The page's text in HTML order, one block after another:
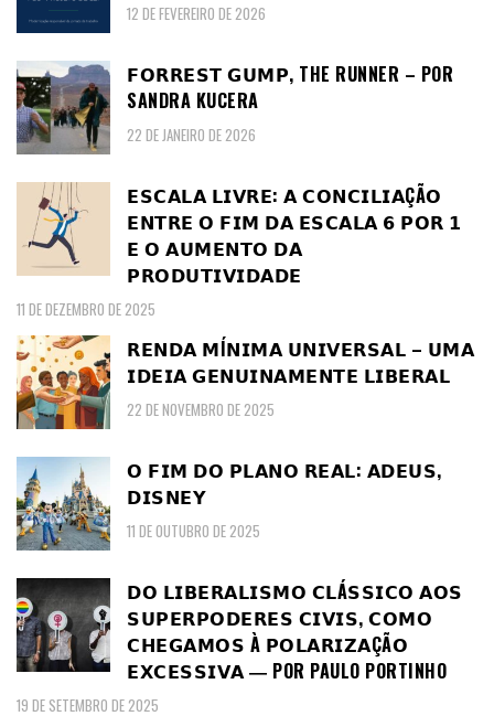
12 DE FEVEREIRO DE 2026
𝗙𝗢𝗥𝗥𝗘𝗦𝗧 𝗚𝗨𝗠𝗣, THE RUNNER – POR
SANDRA KUCERA
22 DE JANEIRO DE 2026
𝗘𝗦𝗖𝗔𝗟𝗔 𝗟𝗜𝗩𝗥𝗘: 𝗔 𝗖𝗢𝗡𝗖𝗜𝗟𝗜𝗔ÇÃ𝗢
𝗘𝗡𝗧𝗥𝗘 𝗢 𝗙𝗜𝗠 𝗗𝗔 𝗘𝗦𝗖𝗔𝗟𝗔 𝟲 𝗣𝗢𝗥 𝟭
𝗘 𝗢 𝗔𝗨𝗠𝗘𝗡𝗧𝗢 𝗗𝗔
𝗣𝗥𝗢𝗗𝗨𝗧𝗜𝗩𝗜𝗗𝗔𝗗𝗘
11 DE DEZEMBRO DE 2025
𝗥𝗘𝗡𝗗𝗔 𝗠Í𝗡𝗜𝗠𝗔 𝗨𝗡𝗜𝗩𝗘𝗥𝗦𝗔𝗟 – 𝗨𝗠𝗔
𝗜𝗗𝗘𝗜𝗔 𝗚𝗘𝗡𝗨𝗜𝗡𝗔𝗠𝗘𝗡𝗧𝗘 𝗟𝗜𝗕𝗘𝗥𝗔𝗟
22 DE NOVEMBRO DE 2025
𝗢 𝗙𝗜𝗠 𝗗𝗢 𝗣𝗟𝗔𝗡𝗢 𝗥𝗘𝗔𝗟: 𝗔𝗗𝗘𝗨𝗦,
𝗗𝗜𝗦𝗡𝗘𝗬
11 DE OUTUBRO DE 2025
𝗗𝗢 𝗟𝗜𝗕𝗘𝗥𝗔𝗟𝗜𝗦𝗠𝗢 𝗖𝗟Á𝗦𝗦𝗜𝗖𝗢 𝗔𝗢𝗦
𝗦𝗨𝗣𝗘𝗥𝗣𝗢𝗗𝗘𝗥𝗘𝗦 𝗖𝗜𝗩𝗜𝗦, 𝗖𝗢𝗠𝗢
𝗖𝗛𝗘𝗚𝗔𝗠𝗢𝗦 À 𝗣𝗢𝗟𝗔𝗥𝗜𝗭𝗔ÇÃ𝗢
𝗘𝗫𝗖𝗘𝗦𝗦𝗜𝗩𝗔 ― POR PAULO PORTINHO
19 DE SETEMBRO DE 2025